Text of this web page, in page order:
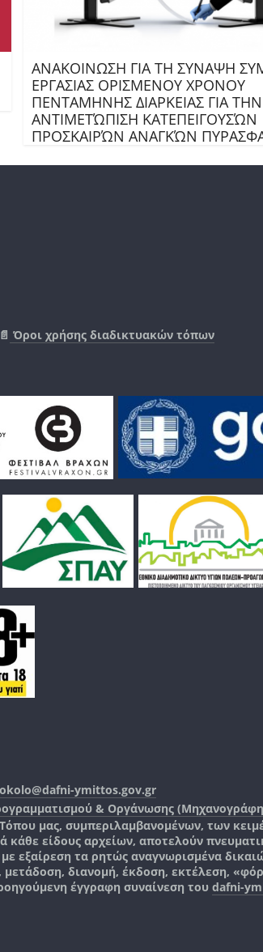
ΑΝΑΚΟΙΝΩΣΗ ΓΙΑ ΤΗ ΣΥΝΑΨΗ
ΕΡΓΑΣΙΑΣ ΟΡΙΣΜΕΝΟΥ ΧΡΟΝΟΥ
ΠΕΝΤΑΜΗΝΗΣ ΔΙΑΡΚΕΙΑΣ ΓΙΑ ΤΗΝ
ΑΝΤΙΜΕΤΏΠΙΣΗ ΚΑΤΕΠΕΙΓΟΥΣΏΝ
ΠΡΟΣΚΑΙΡΏΝ ΑΝΑΓΚΏΝ
Όροι χρήσης διαδικτυακών τόπων
ymittos.gov.gr
& Οργάνωσης
μας, συμπεριλαμβανομένων, των
είδους αρχείων, αποτελούν
με εξαίρεση τα ρητώς αναγνωρισμένα
διανομή, έκδοση, εκτέλεση,
έγγραφη συναίνεση του dafni-